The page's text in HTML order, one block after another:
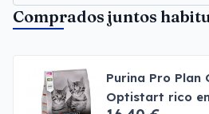
Comprados juntos
Purina Pro Plan
Optistart rico